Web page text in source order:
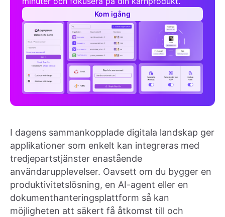
Kom igång
I dagens sammankopplade digitala landskap ger
applikationer som enkelt kan integreras med
tredjepartstjänster enastående
användarupplevelser. Oavsett om du bygger en
produktivitetslösning, en AI-agent eller en
dokumenthanteringsplattform så kan
möjligheten att säkert få åtkomst till och